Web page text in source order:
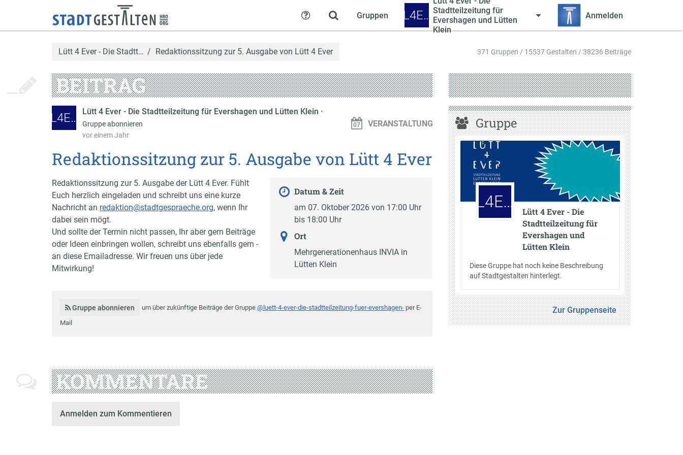
Gruppen L4E… Stadtteilzeitung für
Evershagen und Lütten
Klein
Anmelden
Hilfe
Lütt 4 Ever - Die Stadtt… Redaktionssitzung zur 5. Ausgabe von Lütt 4 Ever 371 Gruppen / 15537 Gestalten / 38236 Beiträge
BEITRAG
L4E… Lütt 4 Ever - Die Stadtteilzeitung für Evershagen und Lütten Klein ·
Gruppe abonnieren
vor einem Jahr
VERANSTALTUNG
Redaktionssitzung zur 5. Ausgabe von Lütt 4 Ever
Datum & Zeit
am 07. Oktober 2026 von 17:00 Uhr
bis 18:00 Uhr
Ort
Mehrgenerationenhaus INVIA in
Lütten Klein
Redaktionssitzung zur 5. Ausgabe der Lütt 4 Ever. Fühlt
Euch herzlich eingeladen und schreibt uns eine kurze
Nachricht an redaktion@stadtgespraeche.org, wenn Ihr
dabei sein mögt.
Und sollte der Termin nicht passen, Ihr aber gern Beiträge
oder Ideen einbringen wollen, schreibt uns ebenfalls gern -
an diese Emailadresse. Wir freuen uns über jede
Mitwirkung!
Gruppe abonnieren um über zukünftige Beiträge der Gruppe@luett-4-ever-die-stadtteilzeitung-fuer-evershagen- per E-
Mail
KOMMENTARE
Anmelden zum Kommentieren
Gruppe
L4E…
Lütt 4 Ever - Die
Stadtteilzeitung für
Evershagen und
Lütten Klein
Diese Gruppe hat noch keine Beschreibung
auf Stadtgestalten hinterlegt.
Zur Gruppenseite